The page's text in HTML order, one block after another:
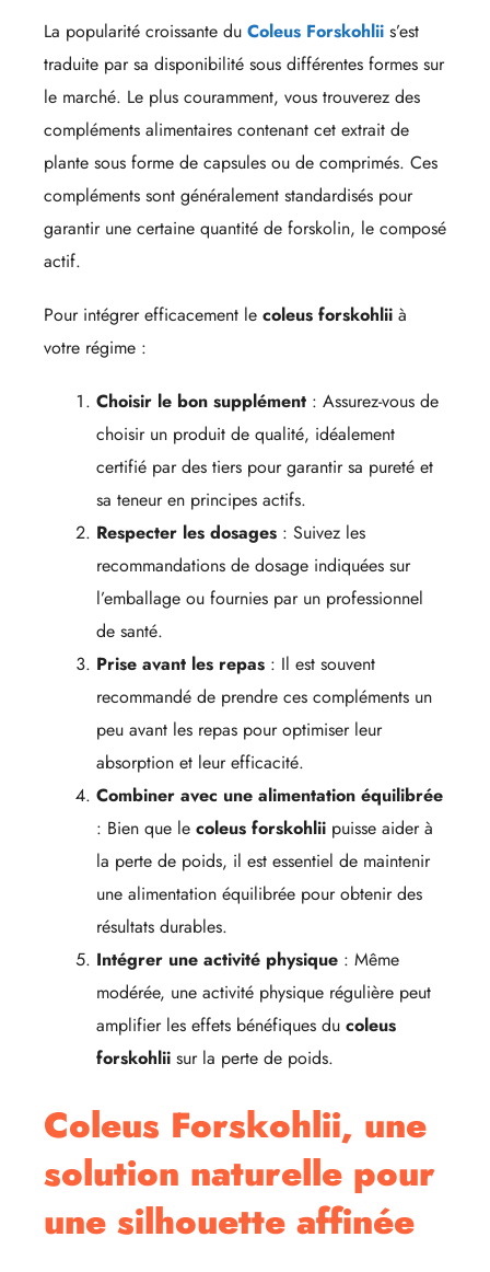
La popularité croissante du Coleus Forskohlii s’est
traduite par sa disponibilité sous différentes formes sur
le marché. Le plus couramment, vous trouverez des
compléments alimentaires contenant cet extrait de
plante sous forme de capsules ou de comprimés. Ces
compléments sont généralement standardisés pour
garantir une certaine quantité de forskolin, le composé
actif.
Pour intégrer efficacement le coleus forskohlii à
votre régime :
Choisir le bon supplément : Assurez-vous de
choisir un produit de qualité, idéalement
certifié par des tiers pour garantir sa pureté et
sa teneur en principes actifs.
Respecter les dosages : Suivez les
recommandations de dosage indiquées sur
l’emballage ou fournies par un professionnel
de santé.
Prise avant les repas : Il est souvent
recommandé de prendre ces compléments un
peu avant les repas pour optimiser leur
absorption et leur efficacité.
Combiner avec une alimentation équilibrée
: Bien que le coleus forskohlii puisse aider à
la perte de poids, il est essentiel de maintenir
une alimentation équilibrée pour obtenir des
résultats durables.
Intégrer une activité physique : Même
modérée, une activité physique régulière peut
amplifier les effets bénéfiques du coleus
forskohlii sur la perte de poids.
Coleus Forskohlii, une
solution naturelle pour
une silhouette affinée